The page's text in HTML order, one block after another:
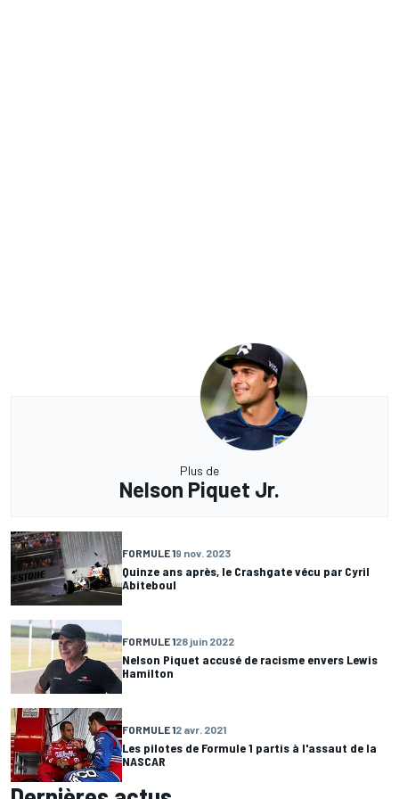
Plus de
Nelson Piquet Jr.
FORMULE 19 nov. 2023
Quinze ans après, le Crashgate vécu par Cyril
Abiteboul
FORMULE 128 juin 2022
Nelson Piquet accusé de racisme envers Lewis
Hamilton
FORMULE 12 avr. 2021
Les pilotes de Formule 1 partis à l'assaut de la
NASCAR